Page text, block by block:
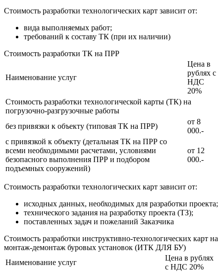
Стоимость разработки технологических карт зависит от:
вида выполняемых работ;
требований к составу ТК (при их наличии)
Стоимость разработки ТК на ПРР
Наименование услуг
Цена в
рублях с
НДС
20%
Стоимость разработки технологической карты (ТК) на
погрузочно-разгрузочные работы
без привязки к объекту (типовая ТК на ПРР)
от 8
000.-
с привязкой к объекту (детальная ТК на ПРР со
всеми необходимыми расчетами, условиями
безопасного выполнения ПРР и подбором
подъемных сооружений)
от 12
000.-
Стоимость разработки технологических карт зависит от:
исходных данных, необходимых для разработки проекта;
технического задания на разработку проекта (ТЗ);
поставленных задач и пожеланий Заказчика
Стоимость разработки инструктивно-технологических карт на
монтаж-демонтаж буровых установок (ИТК ДЛЯ БУ)
Наименование услуг
Цена в рублях
с НДС 20%